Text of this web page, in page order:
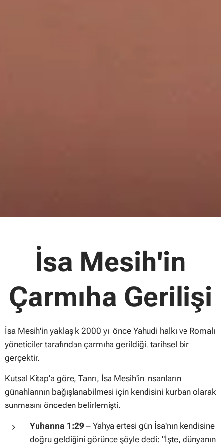
İsa Mesih'in
Çarmıha Gerilişi
İsa Mesih'in yaklaşık 2000 yıl önce Yahudi halkı ve Romalı
yöneticiler tarafından çarmıha gerildiği, tarihsel bir
gerçektir.
Kutsal Kitap'a göre, Tanrı, İsa Mesih'in insanların
günahlarının bağışlanabilmesi için kendisini kurban olarak
sunmasını önceden belirlemişti.
Yuhanna 1:29 – Yahya ertesi gün İsa'nın kendisine
doğru geldiğini görünce şöyle dedi: "İşte, dünyanın